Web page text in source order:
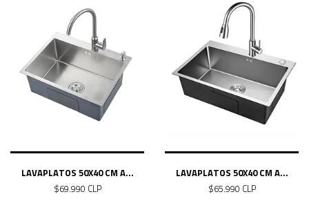
LAVAPLATOS 50X40 CM A...
$69.990 CLP
LAVAPLATOS 50X40 CM A...
$65.990 CLP